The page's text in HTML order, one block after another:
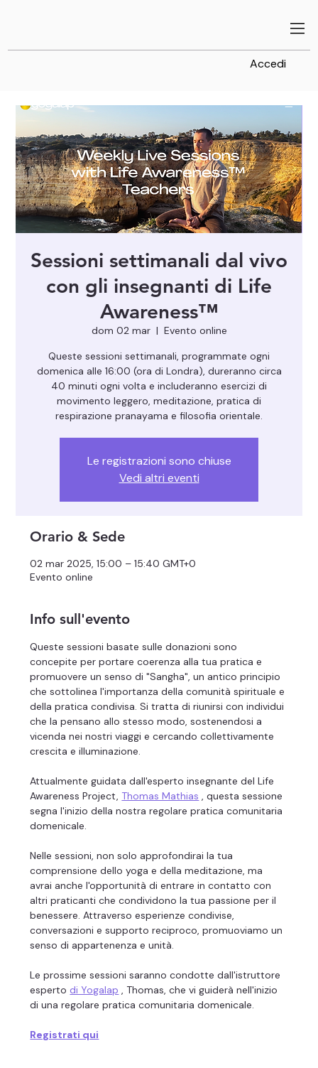
Accedi
Sessioni settimanali dal vivo
con gli insegnanti di Life
Awareness™
dom 02 mar
  |
Evento online
Queste sessioni settimanali, programmate ogni
domenica alle 16:00 (ora di Londra), dureranno circa
40 minuti ogni volta e includeranno esercizi di
movimento leggero, meditazione, pratica di
respirazione pranayama e filosofia orientale.
Le registrazioni sono chiuse
Vedi altri eventi
Orario & Sede
02 mar 2025, 15:00 – 15:40 GMT+0
Evento online
Info sull'evento
Queste sessioni basate sulle donazioni sono
concepite per portare coerenza alla tua pratica e
promuovere un senso di "Sangha", un antico principio
che sottolinea l'importanza della comunità spirituale e
della pratica condivisa. Si tratta di riunirsi con individui
che la pensano allo stesso modo, sostenendosi a
vicenda nei nostri viaggi e cercando collettivamente
crescita e illuminazione.
Attualmente guidata dall'esperto insegnante del Life
Awareness Project, Thomas Mathias , questa sessione
segna l'inizio della nostra regolare pratica comunitaria
domenicale.
Nelle sessioni, non solo approfondirai la tua
comprensione dello yoga e della meditazione, ma
avrai anche l'opportunità di entrare in contatto con
altri praticanti che condividono la tua passione per il
benessere. Attraverso esperienze condivise,
conversazioni e supporto reciproco, promuoviamo un
senso di appartenenza e unità.
Le prossime sessioni saranno condotte dall'istruttore
esperto di Yogalap , Thomas, che vi guiderà nell'inizio
di una regolare pratica comunitaria domenicale.
Registrati qui